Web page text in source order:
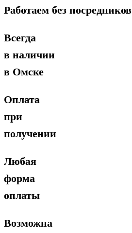
Работаем без посредников
Всегда
в наличии
в Омске
Оплата
при
получении
Любая
форма
оплаты
Возможна